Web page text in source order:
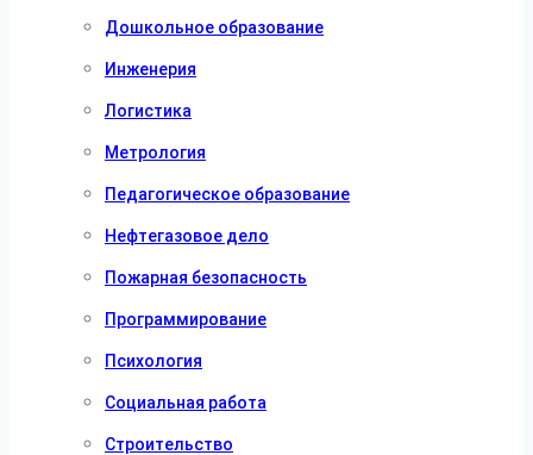
Дошкольное образование
Инженерия
Логистика
Метрология
Педагогическое образование
Нефтегазовое дело
Пожарная безопасность
Программирование
Психология
Социальная работа
Строительство